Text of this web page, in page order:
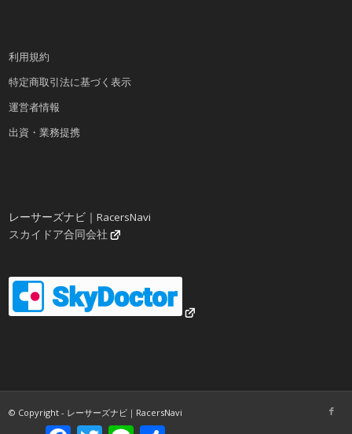
利用規約
特定商取引法に基づく表示
運営者情報
出資・業務提携
レーサーズナビ｜RacersNavi
スカイドア合同会社
© Copyright - レーサーズナビ｜RacersNavi